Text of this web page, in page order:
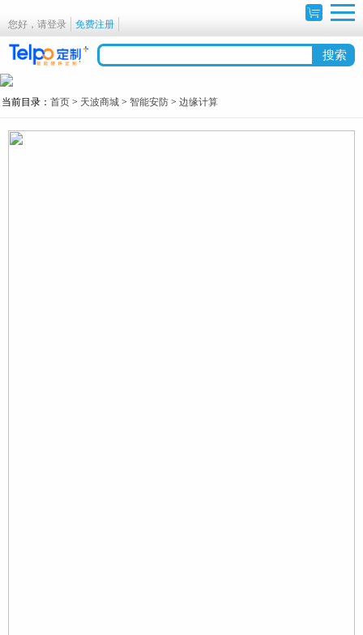
您好，请登录 免费注册
当前目录： 首页 > 天波商城 > 智能安防 > 边缘计算